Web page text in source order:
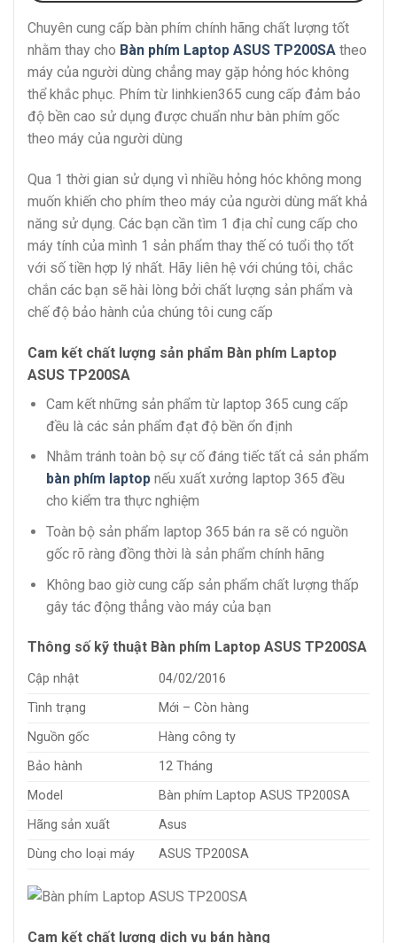
Chuyên cung cấp bàn phím chính hãng chất lượng tốt
nhằm thay cho Bàn phím Laptop ASUS TP200SA theo
máy của người dùng chẳng may gặp hỏng hóc không
thể khắc phục. Phím từ linhkien365 cung cấp đảm bảo
độ bền cao sử dụng được chuẩn như bàn phím gốc
theo máy của người dùng
Qua 1 thời gian sử dụng vì nhiều hỏng hóc không mong
muốn khiến cho phím theo máy của người dùng mất khả
năng sử dụng. Các bạn cần tìm 1 địa chỉ cung cấp cho
máy tính của mình 1 sản phẩm thay thế có tuổi thọ tốt
với số tiền hợp lý nhất. Hãy liên hệ với chúng tôi, chắc
chắn các bạn sẽ hài lòng bởi chất lượng sản phẩm và
chế độ bảo hành của chúng tôi cung cấp
Cam kết chất lượng sản phẩm Bàn phím Laptop
ASUS TP200SA
Cam kết những sản phẩm từ laptop 365 cung cấp
đều là các sản phẩm đạt độ bền ổn định
Nhằm tránh toàn bộ sự cố đáng tiếc tất cả sản phẩm
bàn phím laptopnếu xuất xưởng laptop 365 đều
cho kiểm tra thực nghiệm
Toàn bộ sản phẩm laptop 365 bán ra sẽ có nguồn
gốc rõ ràng đồng thời là sản phẩm chính hãng
Không bao giờ cung cấp sản phẩm chất lượng thấp
gây tác động thẳng vào máy của bạn
Thông số kỹ thuật Bàn phím Laptop ASUS TP200SA
Cập nhật
04/02/2016
Tình trạng
Mới – Còn hàng
Nguồn gốc
Hàng công ty
Bảo hành
12 Tháng
Model
Bàn phím Laptop ASUS TP200SA
Hãng sản xuất
Asus
Dùng cho loại máy
ASUS TP200SA
Cam kết chất lượng dịch vụ bán hàng